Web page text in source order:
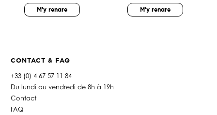
M'y rendre M'y rendre
CONTACT & FAQ
+33 (0) 4 67 57 11 84
Du lundi au vendredi de 8h à 19h
Contact
FAQ